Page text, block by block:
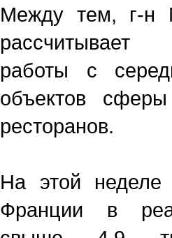
Между тем, г-н
рассчитывает
работы с
объектов
ресторанов.
На этой
Франции в